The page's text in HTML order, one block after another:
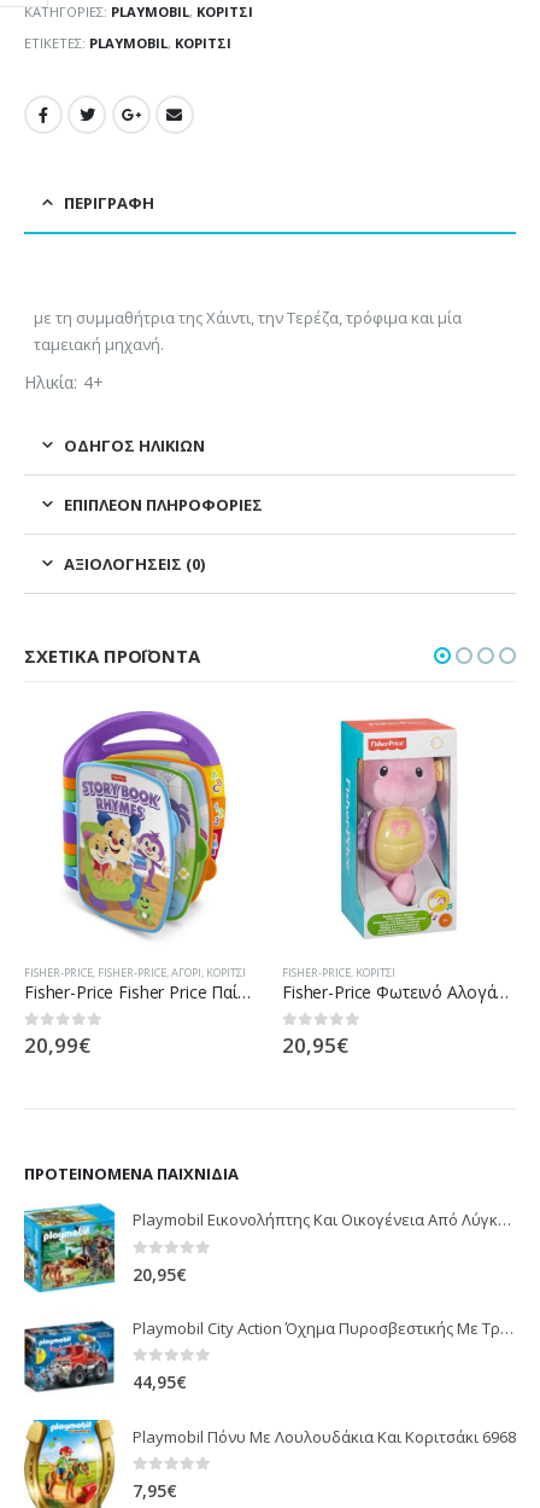
ΚΑΤΗΓΟΡΊΕΣ: PLAYMOBIL, ΚΟΡΊΤΣΙ
ΕΤΙΚΈΤΕΣ: PLAYMOBIL, ΚΟΡΊΤΣΙ
ΠΕΡΙΓΡΑΦΉ
με τη συμμαθήτρια της Χάιντι, την Τερέζα, τρόφιμα και μία
ταμειακή μηχανή.
Ηλικία: 4+
ΟΔΗΓΌΣ ΗΛΙΚΙΏΝ
ΕΠΙΠΛΈΟΝ ΠΛΗΡΟΦΟΡΊΕΣ
ΑΞΙΟΛΟΓΉΣΕΙΣ (0)
ΣΧΕΤΙΚΆ ΠΡΟΪΌΝΤΑ
FISHER-PRICE, FISHER-PRICE,ΑΓΌΡΙ, ΚΟΡΊΤΣΙ
Fisher-Price Fisher Price Παίζω Και Μαθαίνω – Εκπαιδευτικό Βιβλίο FVT24
0out of 5
20,99€
FISHER-PRICE, ΚΟΡΊΤΣΙ
Fisher-Price Φωτεινό Αλογάκι Της Θάλασσας Ροζ DGH84 / DGH83
0out of 5
20,95€
ΠΡΟΤΕΙΝΌΜΕΝΑ ΠΑΙΧΝΊΔΙΑ
Playmobil Εικονολήπτης Και Οικογένεια Από Λύγκες 5561
20,95€
Playmobil City Action Όχημα Πυροσβεστικής Με Τροχαλία Ρυμούλκησης 9466
0 out of 5
44,95€
Playmobil Πόνυ Με Λουλουδάκια Και Κοριτσάκι 6968
0out of 5
7,95€